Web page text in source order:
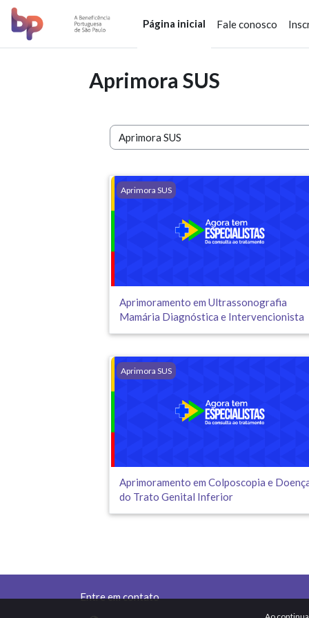
Ir para o conteúdo principal
Página inicial Fale conosco
Aprimora SUS
Categorias de Cursos
Aprimoramento em Ultrassonografia
Aprimora SUS
Aprimoramento em Ultrassonografia
Mamária Diagnóstica e Intervencionista
Aprimoramento em Colposcopia e
Aprimora SUS
Aprimoramento em Colposcopia e
do Trato Genital Inferior
Entre em contato